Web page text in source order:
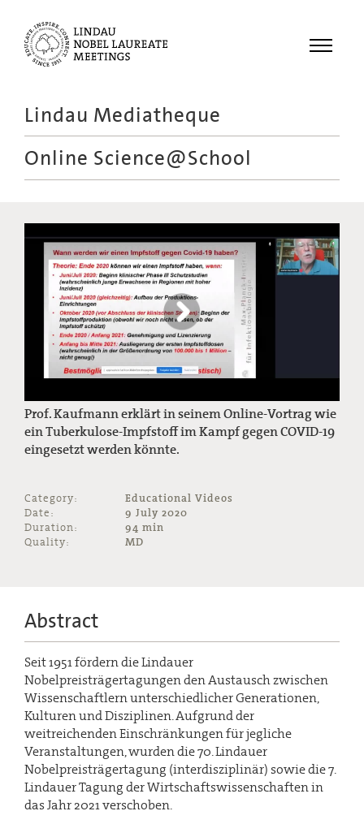
Menu
Meetings
Recordings
Educational
Lindau Mediatheque
Online Science@School
Prof. Kaufmann erklärt in seinem Online-Vortrag wie
ein Tuberkulose-Impfstoff im Kampf gegen COVID-19
eingesetzt werden könnte.
Category:
Educational Videos
Date:
9 July 2020
Duration:
94 min
Quality:
MD
Abstract
Seit 1951 fördern die Lindauer
Nobelpreisträgertagungen den Austausch zwischen
Wissenschaftlern unterschiedlicher Generationen,
Kulturen und Disziplinen. Aufgrund der
weitreichenden Einschränkungen für jegliche
Veranstaltungen, wurden die 70. Lindauer
Nobelpreisträgertagung (interdisziplinär) sowie die 7.
Lindauer Tagung der Wirtschaftswissenschaften in
das Jahr 2021 verschoben.